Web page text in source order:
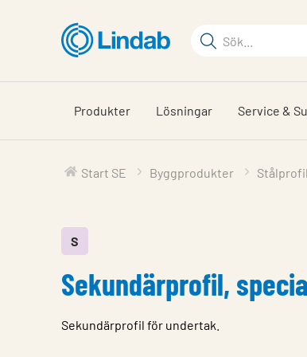
huvudinnehållet
Sökord
på
sajten
Produkter Lösningar Service &
Start SE Byggprodukter
S
Sekundärprofil,
Sekundärprofil för undertak.